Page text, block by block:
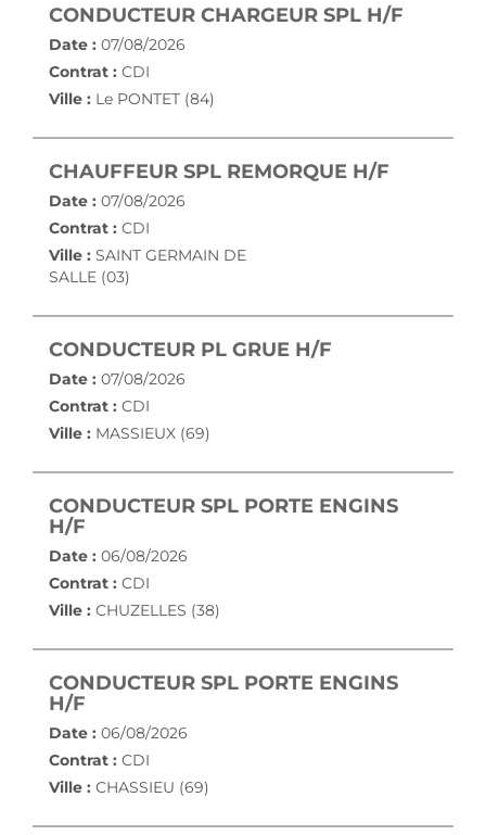
CONDUCTEUR CHARGEUR SPL H/F
Date : 07/08/2026
Contrat : CDI
Ville : Le PONTET (84)
CHAUFFEUR SPL REMORQUE H/F
Date : 07/08/2026
Contrat : CDI
Ville : SAINT GERMAIN DE
SALLE (03)
CONDUCTEUR PL GRUE H/F
Date : 07/08/2026
Contrat : CDI
Ville : MASSIEUX (69)
CONDUCTEUR SPL PORTE ENGINS
H/F
Date : 06/08/2026
Contrat : CDI
Ville : CHUZELLES (38)
CONDUCTEUR SPL PORTE ENGINS
H/F
Date : 06/08/2026
Contrat : CDI
Ville : CHASSIEU (69)